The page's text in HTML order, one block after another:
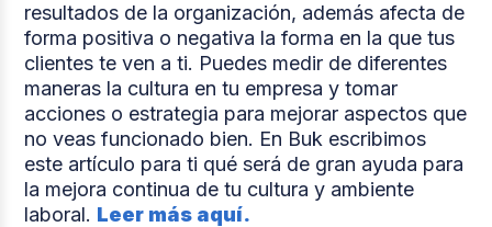
resultados de la organización, además afecta de
forma positiva o negativa la forma en la que tus
clientes te ven a ti. Puedes medir de diferentes
maneras la cultura en tu empresa y tomar
acciones o estrategia para mejorar aspectos que
no veas funcionado bien. En Buk escribimos
este artículo para ti qué será de gran ayuda para
la mejora continua de tu cultura y ambiente
laboral. Leer más aquí.